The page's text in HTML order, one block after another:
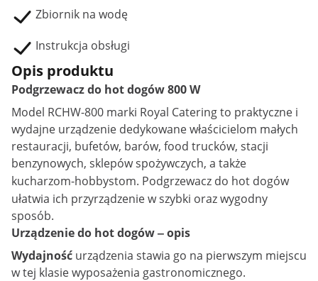
Zbiornik na wodę
Instrukcja obsługi
Opis produktu
Podgrzewacz do hot dogów 800 W
Model RCHW-800 marki Royal Catering to praktyczne i
wydajne urządzenie dedykowane właścicielom małych
restauracji, bufetów, barów, food trucków, stacji
benzynowych, sklepów spożywczych, a także
kucharzom-hobbystom. Podgrzewacz do hot dogów
ułatwia ich przyrządzenie w szybki oraz wygodny
sposób.
Urządzenie do hot dogów ‒ opis
Wydajność urządzenia stawia go na pierwszym miejscu
w tej klasie wyposażenia gastronomicznego.